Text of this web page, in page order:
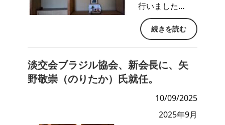
行いました…
続きを読む
淡交会ブラジル協会、新会長に、矢
野敬崇（のりたか）氏就任。
10/09/2025
2025年9月